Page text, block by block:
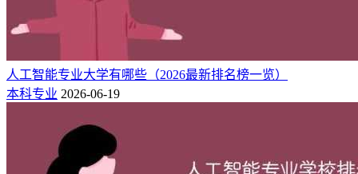
人工智能专业大学有哪些（2026最新排名榜一览）
本科专业 2026-06-19